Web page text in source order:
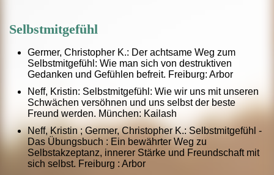
Selbstmitgefühl
Germer, Christopher K.: Der achtsame Weg zum
Selbstmitgefühl: Wie man sich von destruktiven
Gedanken und Gefühlen befreit. Freiburg: Arbor
Neff, Kristin: Selbstmitgefühl: Wie wir uns mit unseren
Schwächen versöhnen und uns selbst der beste
Freund werden. München: Kailash
Neff, Kristin ; Germer, Christopher K.: Selbstmitgefühl -
Das Übungsbuch : Ein bewährter Weg zu
Selbstakzeptanz, innerer Stärke und Freundschaft mit
sich selbst. Freiburg : Arbor